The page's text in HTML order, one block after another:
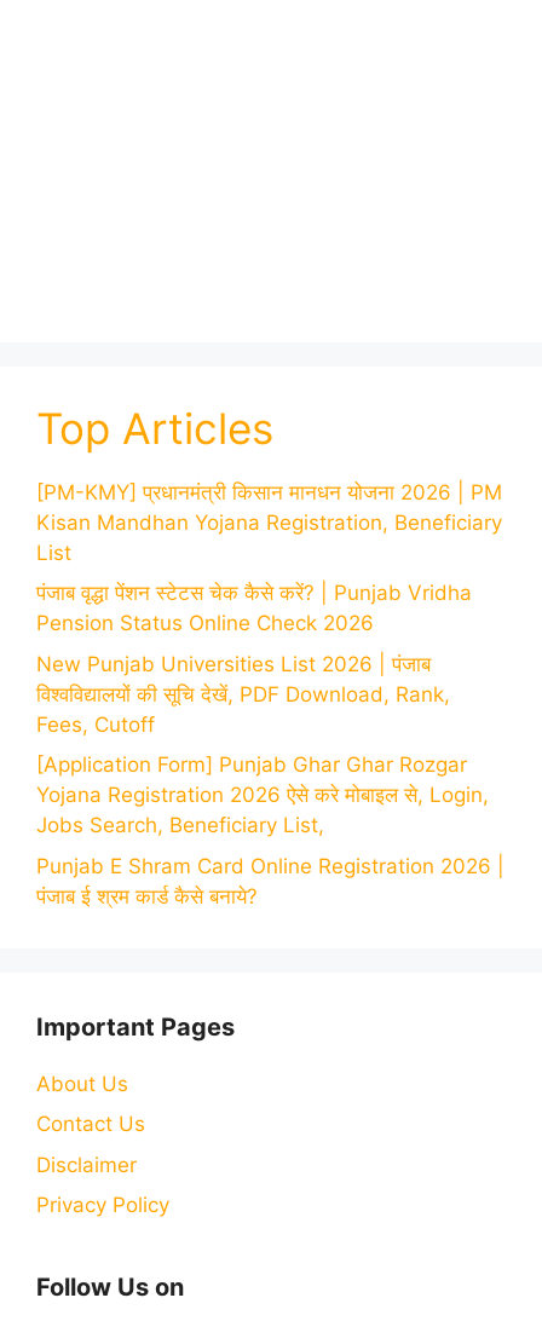
Top Articles
[PM-KMY] प्रधानमंत्री किसान मानधन योजना 2026 | PM
Kisan Mandhan Yojana Registration, Beneficiary
List
पंजाब वृद्धा पेंशन स्टेटस चेक कैसे करें? | Punjab Vridha
Pension Status Online Check 2026
New Punjab Universities List 2026 | पंजाब
विश्वविद्यालयों की सूचि देखें, PDF Download, Rank,
Fees, Cutoff
[Application Form] Punjab Ghar Ghar Rozgar
Yojana Registration 2026 ऐसे करे मोबाइल से, Login,
Jobs Search, Beneficiary List,
Punjab E Shram Card Online Registration 2026 |
पंजाब ई श्रम कार्ड कैसे बनाये?
Important Pages
About Us
Contact Us
Disclaimer
Privacy Policy
Follow Us on